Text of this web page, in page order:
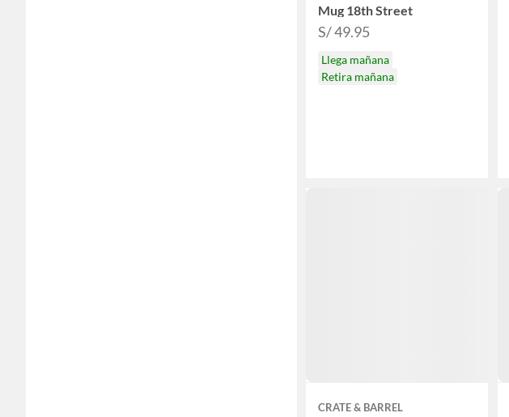
Mug 18th Street
S/ 49.95
Llega mañana
Retira mañana
CRATE & BARREL